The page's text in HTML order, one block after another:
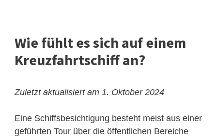
Wie fühlt es sich auf einem
Kreuzfahrtschiff an?
Zuletzt aktualisiert am 1. Oktober 2024
Eine Schiffsbesichtigung besteht meist aus einer
geführten Tour über die öffentlichen Bereiche